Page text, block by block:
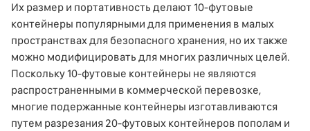
Их размер и портативность делают 10-футовые
контейнеры популярными для применения в малых
пространствах для безопасного хранения, но их также
можно модифицировать для многих различных целей.
Поскольку 10-футовые контейнеры не являются
распространенными в коммерческой перевозке,
многие подержанные контейнеры изготавливаются
путем разрезания 20-футовых контейнеров пополам и